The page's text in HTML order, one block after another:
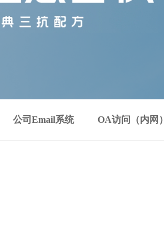
公司Email系统 OA访问（内网）